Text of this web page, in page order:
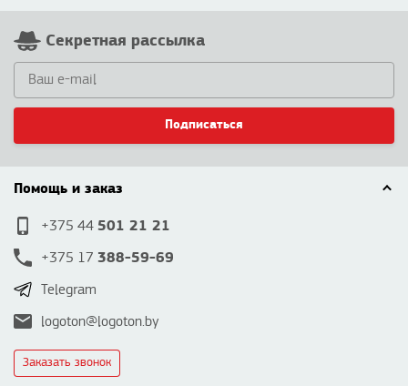
Секретная рассылка
Подписаться
Помощь и заказ
+375 44 501 21 21
+375 17 388-59-69
Telegram
logoton@logoton.by
Заказать звонок